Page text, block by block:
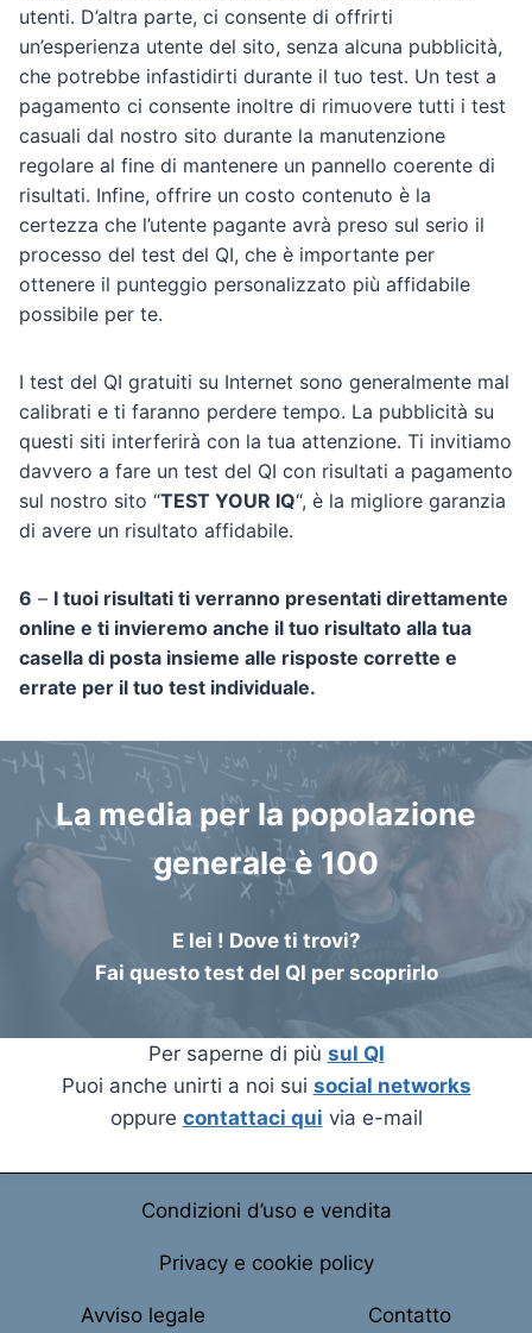
utenti. D’altra parte, ci consente di offrirti
un’esperienza utente del sito, senza alcuna pubblicità,
che potrebbe infastidirti durante il tuo test. Un test a
pagamento ci consente inoltre di rimuovere tutti i test
casuali dal nostro sito durante la manutenzione
regolare al fine di mantenere un pannello coerente di
risultati. Infine, offrire un costo contenuto è la
certezza che l’utente pagante avrà preso sul serio il
processo del test del QI, che è importante per
ottenere il punteggio personalizzato più affidabile
possibile per te.
I test del QI gratuiti su Internet sono generalmente mal
calibrati e ti faranno perdere tempo. La pubblicità su
questi siti interferirà con la tua attenzione. Ti invitiamo
davvero a fare un test del QI con risultati a pagamento
sul nostro sito “TEST YOUR IQ“, è la migliore garanzia
di avere un risultato affidabile.
6 – I tuoi risultati ti verranno presentati direttamente
online e ti invieremo anche il tuo risultato alla tua
casella di posta insieme alle risposte corrette e
errate per il tuo test individuale.
La media per la popolazione
generale è 100
E lei ! Dove ti trovi?
Fai questo test del QI per scoprirlo
Per saperne di più sul QI
Puoi anche unirti a noi sui social networks
oppure contattaci qui via e-mail
Condizioni d’uso e vendita
Privacy e cookie policy
Avviso legale Contatto